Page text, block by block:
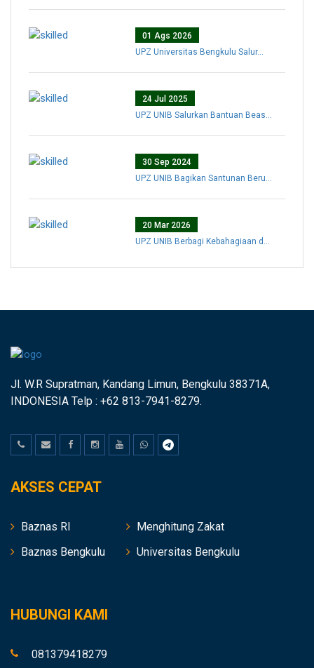
01 Ags 2026
UPZ Universitas Bengkulu Salur...
24 Jul 2025
UPZ UNIB Salurkan Bantuan Beas...
30 Sep 2024
UPZ UNIB Bagikan Santunan Beru...
20 Mar 2026
UPZ UNIB Berbagi Kebahagiaan d...
Jl. W.R Supratman, Kandang Limun, Bengkulu 38371A,
INDONESIA Telp : +62 813-7941-8279.
AKSES CEPAT
Baznas RI
Baznas Bengkulu
Menghitung Zakat
Universitas Bengkulu
HUBUNGI KAMI
081379418279